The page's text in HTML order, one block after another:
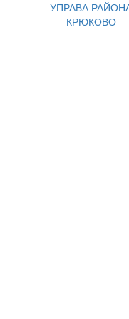
УПРАВА
КРЮКОВО